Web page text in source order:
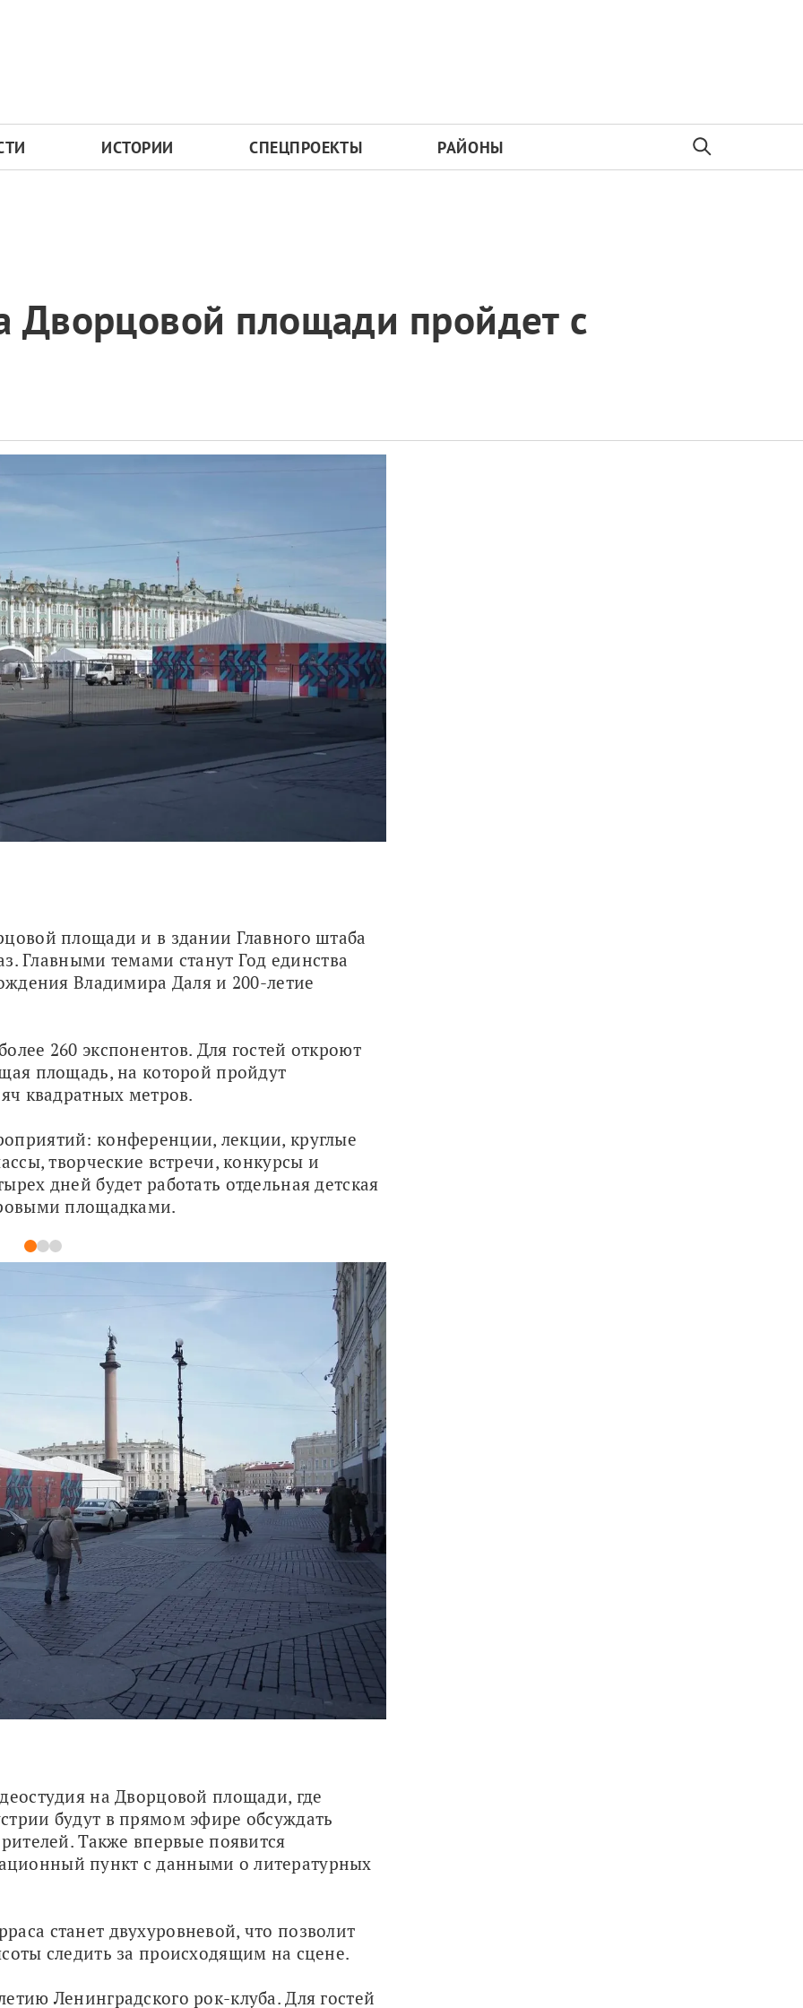
ИСТОРИИ СПЕЦПРОЕКТЫ РАЙОНЫ
Дворцовой площади пройдет с
площади и в здании Главного штаба
Главными темами станут Год единства
Владимира Даля и 200-летие
260 экспонентов. Для гостей откроют
площадь, на которой пройдут
квадратных метров.
конференции, лекции, круглые
творческие встречи, конкурсы и
дней будет работать отдельная детская
площадками.
1 2 3
на Дворцовой площади, где
будут в прямом эфире обсуждать
Также впервые появится
пункт с данными о литературных
станет двухуровневой, что позволит
следить за происходящим на сцене.
Ленинградского рок-клуба. Для гостей